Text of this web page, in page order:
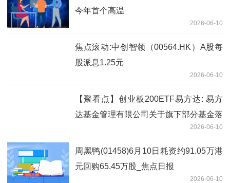
今年首个高温
2026-06-10
焦点滚动:中创智领（00564.HK）A股每
股派息1.25元
2026-06-10
【聚看点】创业板200ETF易方达: 易方
达基金管理有限公司关于旗下部分基金落
实创业板中盘200指数编制方案修订相关
安排的公告
2026-06-10
周黑鸭(01458)6月10日耗资约91.05万港
元回购65.45万股_焦点日报
2026-06-10